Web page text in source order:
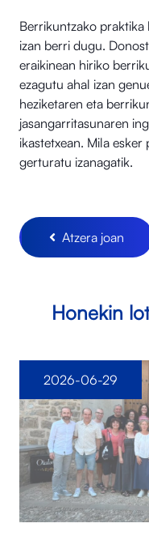
Berrikuntzako praktika
izan berri dugu.
eraikinean hiriko
ezagutu ahal izan
heziketaren eta
jasangarritasunaren
ikastetxean. Mila
gerturatu izanagatik.
Atzera joan
Honekin
2026-06-29